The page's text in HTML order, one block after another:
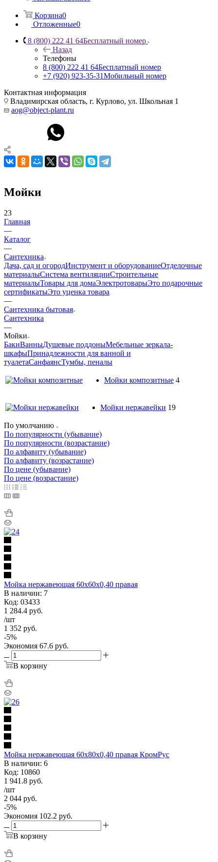
Корзина0
Отложенные0
8 (800) 222 41 64Бесплатный номер
Назад
Телефоны
8 (800) 222 41 64Бесплатный номер
+7 (920) 923-35-31Мобильный номер
Контактная информация
Владимирская область, г. Курлово, ул. Школьная 1
aog@object-plant.ru
Мойки
23
Главная
—
Каталог
—
Сантехника
Дача, сад и огородИнструмент и оборудованиеОтделочные
материалыСистема вентиляцииСтроительные
материалыТовары для домаЭлектротоварыЭто подарочные
сертификатыЭто уценка товара
—
Сантехника бытовая
Сантехника
—
Мойки
БакиВанныДушевые поддоныМебельные зеркала-
шкафыПринадлежности для ванной и
туалетаСанфаянсТумбы, пеналы
Мойки композитные 4
Мойки нержавейки 19
По умолчанию
По популярности (убывание)
По популярности (возрастание)
По алфавиту (убывание)
По алфавиту (возрастание)
По цене (убывание)
По цене (возрастание)
Мойка нержавеющая 60х60х0,40 правая
В наличии: 7
Код: 03433
1 284.4 руб.
/шт
1 352 руб.
-5%
Экономия 67.6 руб.
В корзину
Мойка нержавеющая 60х80х0,40 правая КромРус
В наличии: 6
Код: 10860
1 941.8 руб.
/шт
2 044 руб.
-5%
Экономия 102.2 руб.
В корзину